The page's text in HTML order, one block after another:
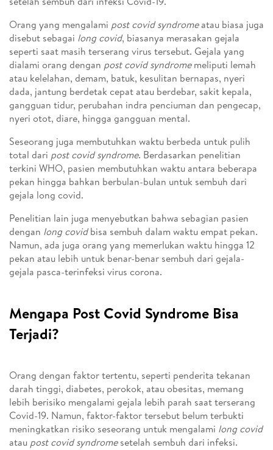
Orang yang mengalami post covid syndromeatau biasa juga
disebut sebagai long covid, biasanya merasakan gejala
seperti saat masih terserang virus tersebut. Gejala yang
dialami orang dengan post covid syndromemeliputi lemah
atau kelelahan, demam, batuk, kesulitan bernapas, nyeri
dada, jantung berdetak cepat atau berdebar, sakit kepala,
gangguan tidur, perubahan indra penciuman dan pengecap,
nyeri otot, diare, hingga gangguan mental.
Seseorang juga membutuhkan waktu berbeda untuk pulih
total dari post covid syndrome. Berdasarkan penelitian
terkini WHO, pasien membutuhkan waktu antara beberapa
pekan hingga bahkan berbulan-bulan untuk sembuh dari
gejala long covid.
Penelitian lain juga menyebutkan bahwa sebagian pasien
dengan long covidbisa sembuh dalam waktu empat pekan.
Namun, ada juga orang yang memerlukan waktu hingga 12
pekan atau lebih untuk benar-benar sembuh dari gejala-
gejala pasca-terinfeksi virus corona.
Mengapa Post Covid Syndrome Bisa
Terjadi?
Orang dengan faktor tertentu, seperti penderita tekanan
darah tinggi, diabetes, perokok, atau obesitas, memang
lebih berisiko mengalami gejala lebih parah saat terserang
Covid-19. Namun, faktor-faktor tersebut belum terbukti
meningkatkan risiko seseorang untuk mengalami long covid
atau post covid syndromesetelah sembuh dari infeksi.